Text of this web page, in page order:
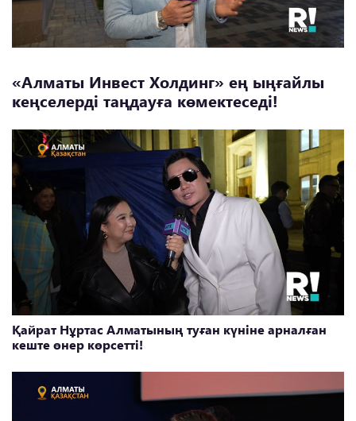
«Алматы Инвест Холдинг» ең ыңғайлы
кеңселерді таңдауға көмектеседі!
Қайрат Нұртас Алматының туған күніне арналған
кеште өнер көрсетті!